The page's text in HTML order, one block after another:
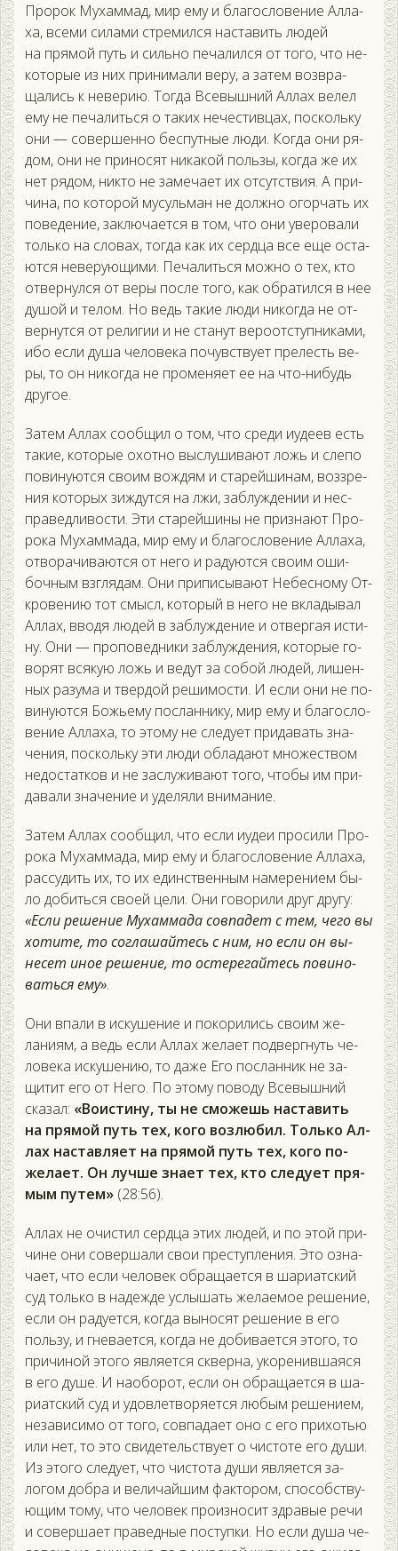
Про­рок Му­хам­мад, мир ему и бла­гос­ло­вение Ал­ла­
ха, все­ми си­лами стре­мил­ся нас­та­вить лю­дей
на пря­мой путь и силь­но пе­чалил­ся от то­го, что не­
кото­рые из них при­нима­ли ве­ру, а за­тем воз­вра­
щались к не­верию. Тог­да Все­выш­ний Ал­лах ве­лел
ему не пе­чалить­ся о та­ких не­чес­тивцах, пос­коль­ку
они — со­вер­шенно бес­путные лю­ди. Ког­да они ря­
дом, они не при­носят ни­какой поль­зы, ког­да же их
нет ря­дом, ник­то не за­меча­ет их от­сутс­твия. А при­
чина, по ко­торой му­суль­ман не дол­жно огор­чать их
по­веде­ние, зак­лю­ча­ет­ся в том, что они уве­рова­ли
толь­ко на сло­вах, тог­да как их сер­дца все еще ос­та­
ют­ся не­веру­ющи­ми. Пе­чалить­ся мож­но о тех, кто
от­вернул­ся от ве­ры пос­ле то­го, как об­ра­тил­ся в нее
ду­шой и те­лом. Но ведь та­кие лю­ди ни­ког­да не от­
вернут­ся от ре­лигии и не ста­нут ве­ро­от­ступ­ни­ками,
ибо ес­ли ду­ша че­лове­ка по­чувс­тву­ет пре­лесть ве­
ры, то он ни­ког­да не про­меня­ет ее на что-ни­будь
дру­гое.
За­тем Ал­лах со­об­щил о том, что сре­ди и­уде­ев есть
та­кие, ко­торые охот­но выс­лу­шива­ют ложь и сле­по
по­вину­ют­ся сво­им вож­дям и ста­рей­ши­нам, воз­зре­
ния ко­торых зиж­дутся на лжи, заб­лужде­нии и нес­
пра­вед­ли­вос­ти. Эти ста­рей­ши­ны не приз­на­ют Про­
рока Му­хам­ма­да, мир ему и бла­гос­ло­вение Ал­ла­ха,
от­во­рачи­ва­ют­ся от не­го и ра­ду­ют­ся сво­им оши­
боч­ным взгля­дам. Они при­писы­ва­ют Не­бес­но­му От­
кро­вению тот смысл, ко­торый в не­го не вкла­дывал
Ал­лах, вво­дя лю­дей в заб­лужде­ние и от­вергая ис­ти­
ну. Они — про­повед­ни­ки заб­лужде­ния, ко­торые го­
ворят вся­кую ложь и ве­дут за со­бой лю­дей, ли­шен­
ных ра­зума и твер­дой ре­шимос­ти. И ес­ли они не по­
вину­ют­ся Божь­ему пос­ланни­ку, мир ему и бла­гос­ло­
вение Ал­ла­ха, то это­му не сле­ду­ет при­давать зна­
чения, пос­коль­ку эти лю­ди об­ла­да­ют мно­жес­твом
не­дос­татков и не зас­лу­жива­ют то­го, что­бы им при­
дава­ли зна­чение и уде­ляли вни­мание.
За­тем Ал­лах со­об­щил, что ес­ли и­удеи про­сили Про­
рока Му­хам­ма­да, мир ему и бла­гос­ло­вение Ал­ла­ха,
рас­су­дить их, то их единс­твен­ным на­мере­ни­ем бы­
ло до­бить­ся сво­ей це­ли. Они го­вори­ли друг дру­гу:
«Ес­ли ре­шение Му­хам­ма­да сов­па­дет с тем, че­го вы
хо­тите, то сог­ла­шай­тесь с ним, но ес­ли он вы­
несет иное ре­шение, то ос­те­регай­тесь по­вино­
вать­ся ему».
Они впа­ли в ис­ку­шение и по­кори­лись сво­им же­
лани­ям, а ведь ес­ли Ал­лах же­ла­ет под­вер­гнуть че­
лове­ка ис­ку­шению, то да­же Его пос­ланник не за­
щитит его от Не­го. По это­му по­воду Все­выш­ний
ска­зал: «Во­ис­ти­ну, ты не смо­жешь нас­та­вить
на пря­мой путь тех, ко­го воз­лю­бил. Толь­ко Ал­
лах нас­тавля­ет на пря­мой путь тех, ко­го по­
жела­ет. Он луч­ше зна­ет тех, кто сле­ду­ет пря­
мым пу­тем» (28:56).
Ал­лах не очис­тил сер­дца этих лю­дей, и по этой при­
чине они со­вер­ша­ли свои прес­тупле­ния. Это оз­на­
ча­ет, что ес­ли че­ловек об­ра­ща­ет­ся в ша­ри­ат­ский
суд толь­ко в на­деж­де ус­лы­шать же­ла­емое ре­шение,
ес­ли он ра­ду­ет­ся, ког­да вы­носят ре­шение в его
поль­зу, и гне­ва­ет­ся, ког­да не до­бива­ет­ся это­го, то
при­чиной это­го яв­ля­ет­ся сквер­на, уко­ренив­ша­яся
в его ду­ше. И на­обо­рот, ес­ли он об­ра­ща­ет­ся в ша­
ри­ат­ский суд и удов­летво­ря­ет­ся лю­бым ре­шени­ем,
не­зави­симо от то­го, сов­па­да­ет оно с его при­хотью
или нет, то это сви­детель­ству­ет о чис­то­те его ду­ши.
Из это­го сле­ду­ет, что чис­то­та ду­ши яв­ля­ет­ся за­
логом доб­ра и ве­личай­шим фак­то­ром, спо­собс­тву­
ющим то­му, что че­ловек про­из­но­сит здра­вые ре­чи
и со­вер­ша­ет пра­вед­ные пос­тупки. Но ес­ли ду­ша че­